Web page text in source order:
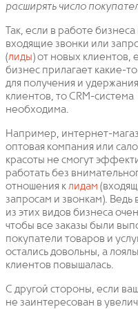
расширять число
Так, если в работе
входящие звонки или
(лиды) от новых клиентов,
бизнес прилагает какие-
для получения и
клиентов, то CRM-система
необходима.
Например, интернет-
оптовая компания или
красоты не смогут
работать без
отношения клидам
запросам и звонкам). Ведь
из этих видов бизнеса
чтобы все заказы были
покупатели товаров и
остались довольны, а
клиентов повышалась.
С другой стороны, если
не заинтересован в